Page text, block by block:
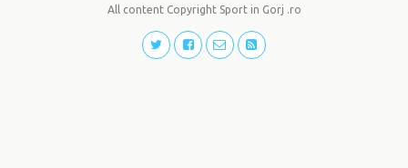
All content Copyright Sport in Gorj .ro